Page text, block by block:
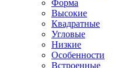
Форма
Высокие
Квадратные
Угловые
Низкие
Особенности
Встроенные